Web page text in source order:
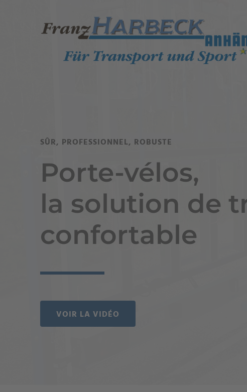
SÛR, PROFESSIONNEL, ROBUSTE
Porte-vélos,
la solution de
confortable
VOIR LA VIDÉO